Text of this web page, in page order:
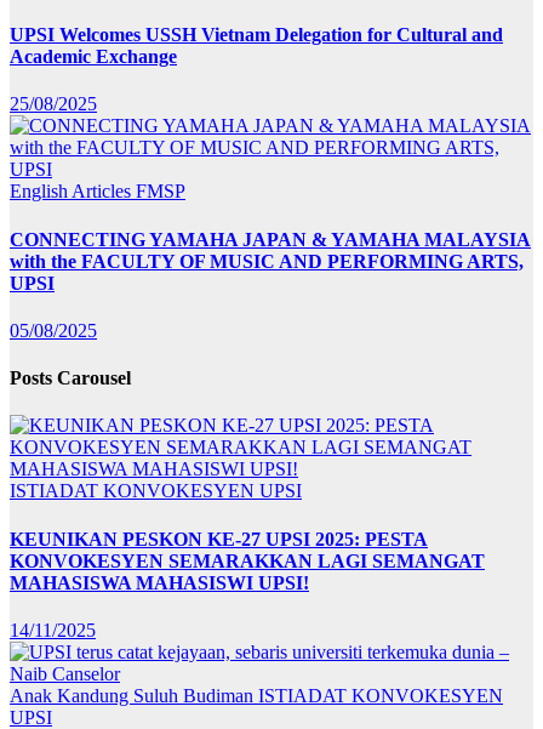
UPSI Welcomes USSH Vietnam Delegation for Cultural and
Academic Exchange
25/08/2025
English Articles FMSP
CONNECTING YAMAHA JAPAN & YAMAHA MALAYSIA
with the FACULTY OF MUSIC AND PERFORMING ARTS,
UPSI
05/08/2025
Posts Carousel
ISTIADAT KONVOKESYEN UPSI
KEUNIKAN PESKON KE-27 UPSI 2025: PESTA
KONVOKESYEN SEMARAKKAN LAGI SEMANGAT
MAHASISWA MAHASISWI UPSI!
14/11/2025
Anak Kandung Suluh Budiman ISTIADAT KONVOKESYEN
UPSI